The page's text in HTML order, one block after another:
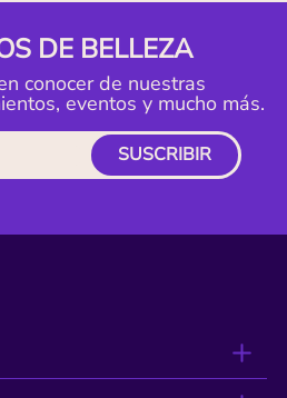
DE BELLEZA
conocer de nuestras
eventos y mucho más.
SUSCRIBIR